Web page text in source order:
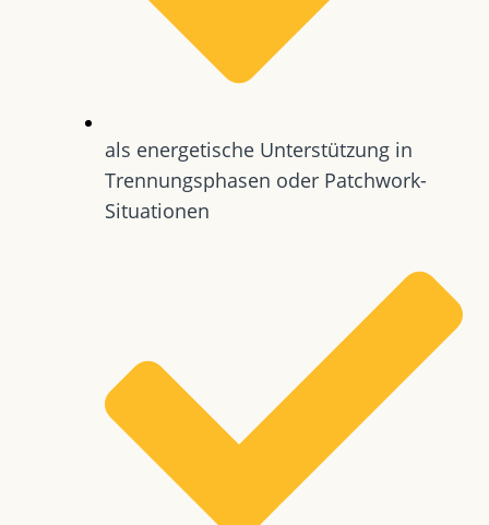
als energetische Unterstützung in
Trennungsphasen oder Patchwork-
Situationen